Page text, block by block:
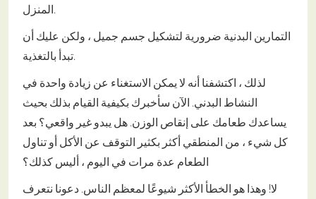
المنزل.
التمارين البدنية ضرورية لتشكيل جسم جميل ، ولكن عليك أن
تبدأ بالتغذية.
لذلك ، اكتشفنا أنه لا يمكن الاستغناء عن زيادة واحدة في
النشاط البدني. الآن سأخبرك بكيفية القيام بذلك بحيث
يساعدك طعامك على إنقاص الوزن. هل يبدو غير واقعي؟ بعد
كل شيء ، من المنطقي أكثر بكثير التوقف عن الأكل أو تناول
الطعام عدة مرات في اليوم ، أليس كذلك؟
لا! وهذا هو الخطأ الأكثر شيوعًا لمعظم الناس. دعونا نتعرف